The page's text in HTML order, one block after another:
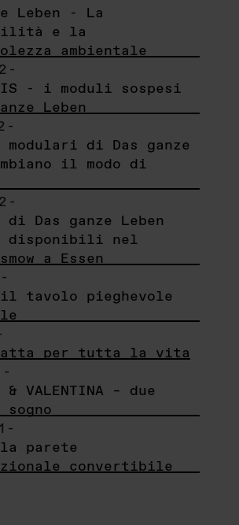
Leben - La
e la
ambientale
-
- i moduli sospesi
Leben
-
di Das ganze
il modo di
-
Das ganze Leben
disponibili nel
a Essen
il tavolo pieghevole
fatta per tutta la vita
-
& VALENTINA – due
-
la parete
convertibile